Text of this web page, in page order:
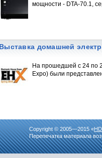
мощности - DTA-70.1,
Выставка домашней
На прошедшей с 24 по
Expo) были
Copyright © 2005—2015 «
Перепечатка материала